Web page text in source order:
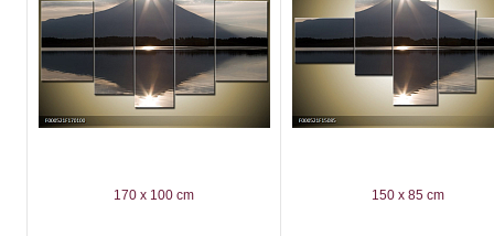
170 x 100 cm 150 x 85 cm